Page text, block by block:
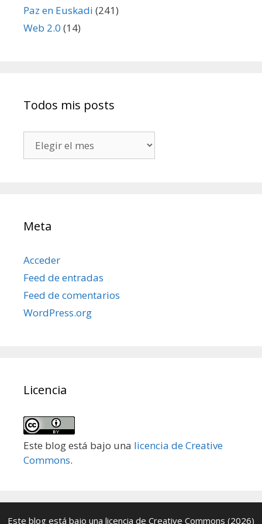
Paz en Euskadi (241)
Web 2.0 (14)
Todos mis posts
mis
Meta
Acceder
Feed de entradas
Feed de comentarios
WordPress.org
Licencia
Este blog está bajo una licencia de Creative
Commons.
Este blog está bajo una licencia de Creative Commons (2026)